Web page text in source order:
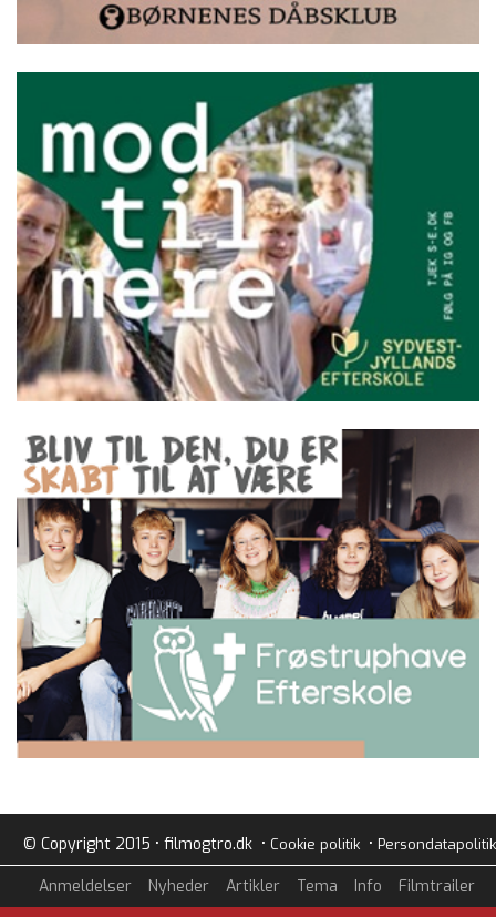
© Copyright 2015 • filmogtro.dk • Cookie politik• Persondatapolitik
Anmeldelser Nyheder Artikler Tema Info Filmtrailer